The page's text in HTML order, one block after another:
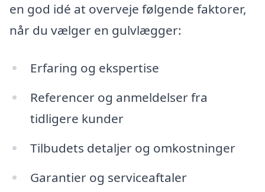
en god idé at overveje følgende faktorer,
når du vælger en gulvlægger:
Erfaring og ekspertise
Referencer og anmeldelser fra
tidligere kunder
Tilbudets detaljer og omkostninger
Garantier og serviceaftaler